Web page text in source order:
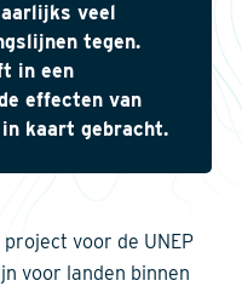
veel
tegen.
in een
effecten van
kaart gebracht.
voor de UNEP
voor landen binnen